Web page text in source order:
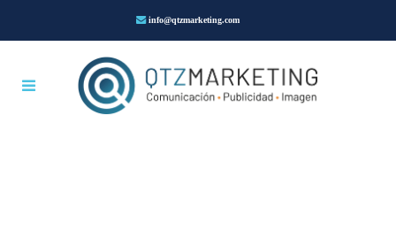
info@qtzmarketing.com